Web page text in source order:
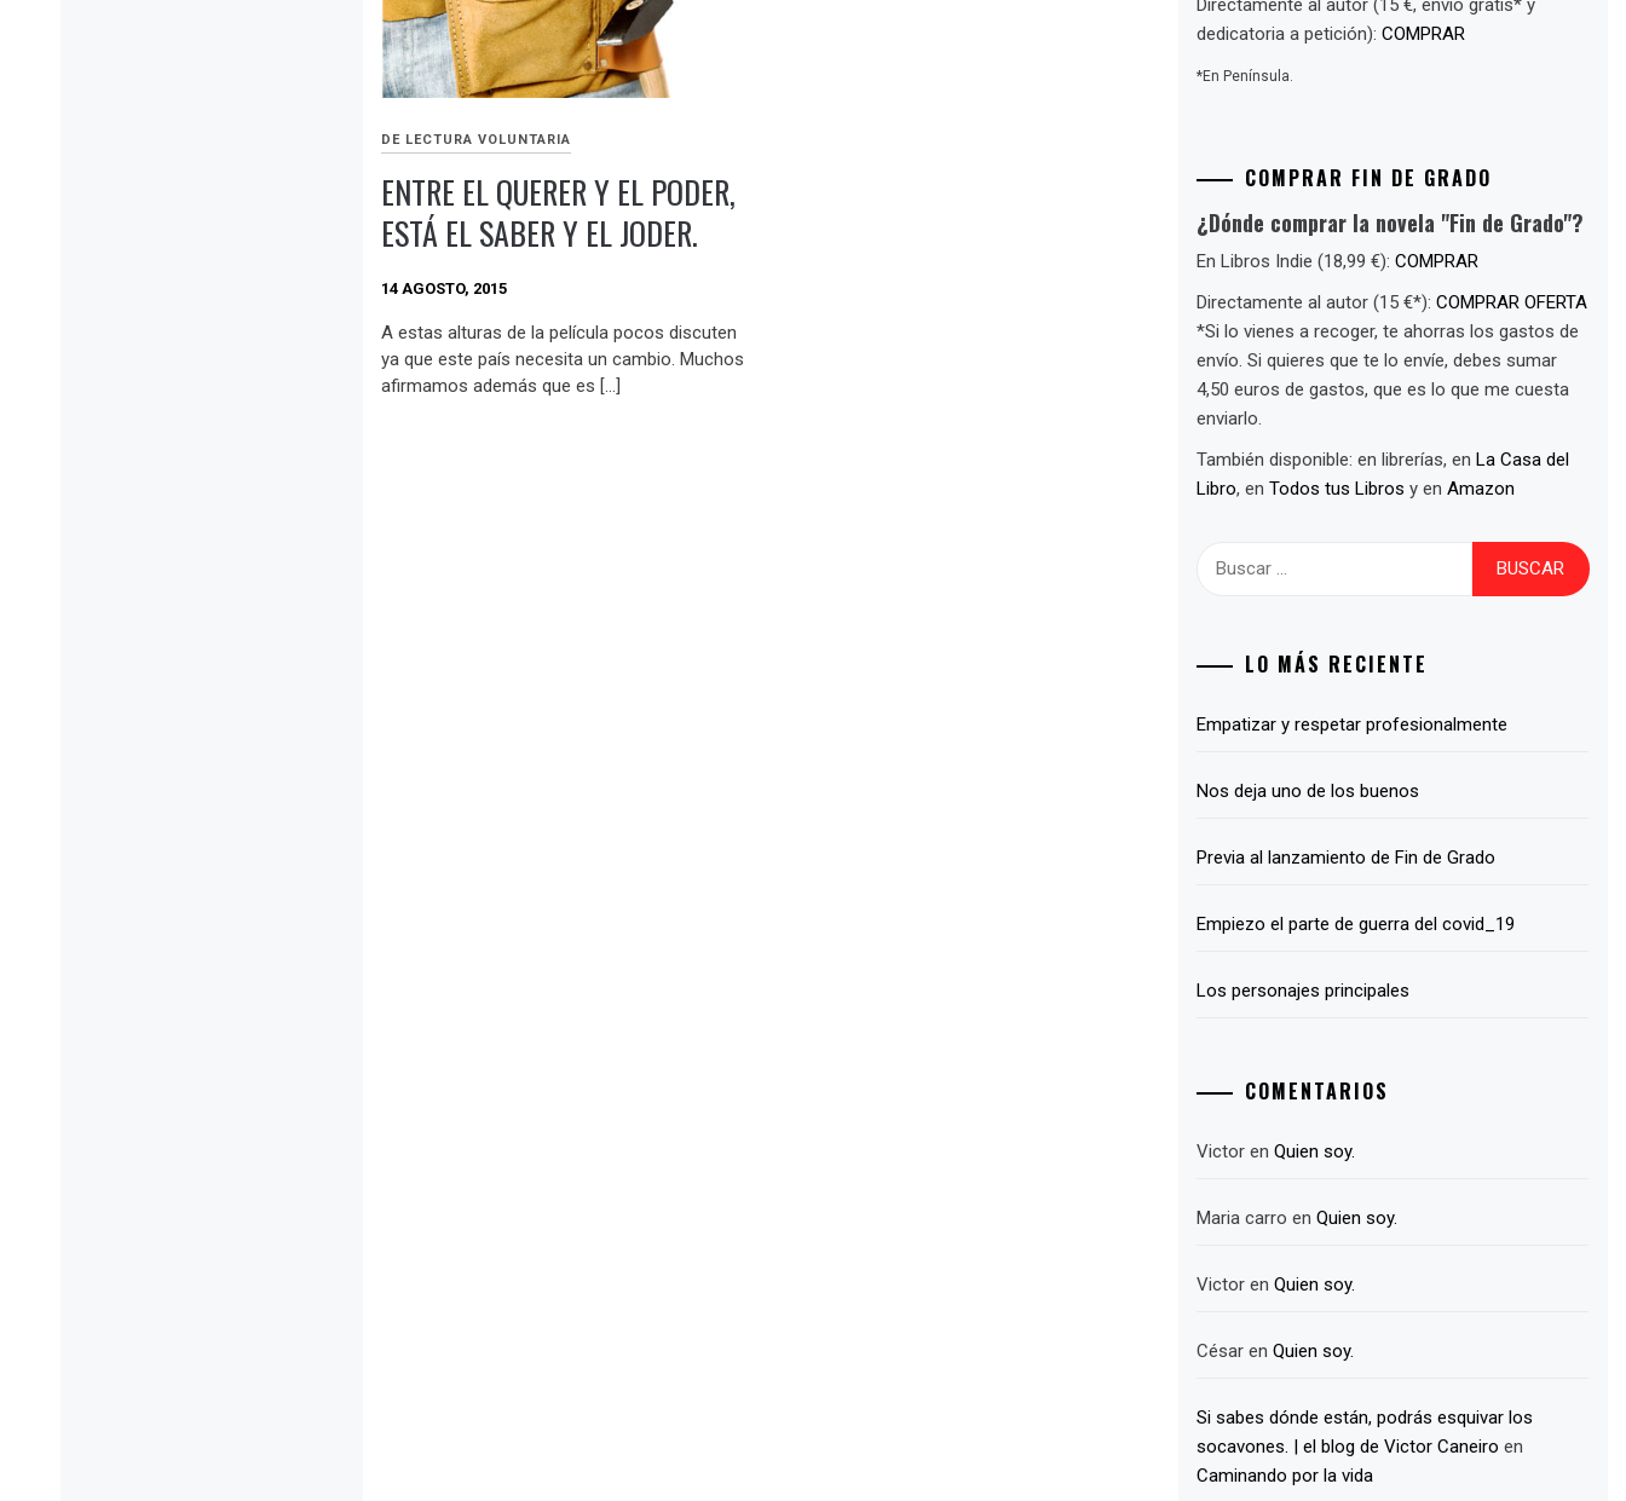
DE LECTURA VOLUNTARIA
ENTRE EL QUERER Y EL PODER,
ESTÁ EL SABER Y EL JODER.
14 AGOSTO, 2015
A estas alturas de la película pocos discuten
ya que este país necesita un cambio. Muchos
afirmamos además que es […]
dedicatoria a petición):COMPRAR
*En Península.
COMPRAR FIN DE GRADO
¿Dónde comprar la novela "Fin de Grado"?
En Libros Indie (18,99 €):COMPRAR
Directamente al autor (15 €*):COMPRAR OFERTA
*Si lo vienes a recoger, te ahorras los gastos de
envío. Si quieres que te lo envíe, debes sumar
4,50 euros de gastos, que es lo que me cuesta
enviarlo.
También disponible: en librerías, enLa Casa del
Libro, enTodos tus Libros y enAmazon
LO MÁS RECIENTE
Empatizar y respetar profesionalmente
Nos deja uno de los buenos
Previa al lanzamiento de Fin de Grado
Empiezo el parte de guerra del covid_19
Los personajes principales
COMENTARIOS
Victor enQuien soy.
Maria carro enQuien soy.
Victor enQuien soy.
César enQuien soy.
Si sabes dónde están, podrás esquivar los
socavones. | el blog de Victor Caneiro en
Caminando por la vida